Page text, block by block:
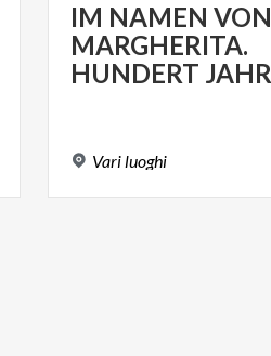
IM NAMEN VON
MARGHERITA.
Vari luoghi